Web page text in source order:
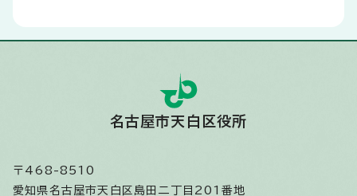
名古屋市天白区役所
〒468-8510
愛知県名古屋市天白区島田二丁目201番地